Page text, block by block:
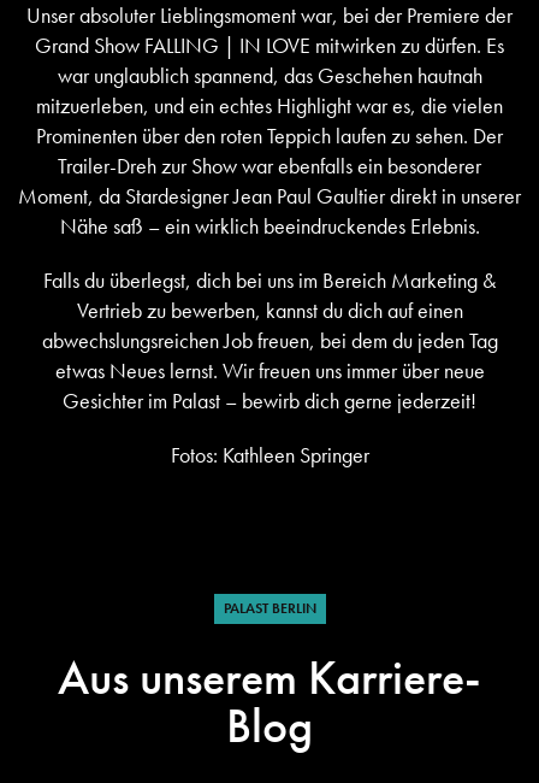
Unser absoluter Lieblingsmoment war, bei der Premiere der
Grand Show FALLING | IN LOVE mitwirken zu dürfen. Es
war unglaublich spannend, das Geschehen hautnah
mitzuerleben, und ein echtes Highlight war es, die vielen
Prominenten über den roten Teppich laufen zu sehen. Der
Trailer-Dreh zur Show war ebenfalls ein besonderer
Moment, da Stardesigner Jean Paul Gaultier direkt in unserer
Nähe saß – ein wirklich beeindruckendes Erlebnis.
Falls du überlegst, dich bei uns im Bereich Marketing &
Vertrieb zu bewerben, kannst du dich auf einen
abwechslungsreichen Job freuen, bei dem du jeden Tag
etwas Neues lernst. Wir freuen uns immer über neue
Gesichter im Palast – bewirb dich gerne jederzeit!
Fotos: Kathleen Springer
PALAST BERLIN
Aus unserem Karriere-
Blog